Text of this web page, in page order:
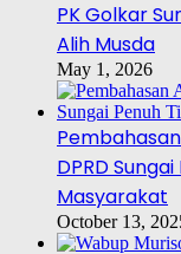
PK Golkar
Alih Musda
May 1, 2026
DPRD
Masyarakat
October 13,